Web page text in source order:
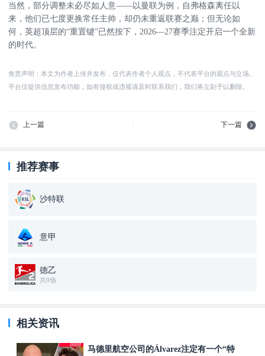
当然，部分调整未必尽如人意——以曼联为例，自弗格森离任以
来，他们已七度更换常任主帅，却仍未重返联赛之巅；但无论如
何，英超顶层的“重置键”已然按下，2026—27赛季注定开启一个全新
的时代。
免责声明：本文为作者上传并发布，仅代表作者个人观点，不代表平台的观点与立场。
平台仅提供信息发布功能，如有侵权或违规请及时联系我们，我们将立刻予以删除。
上一篇 下一篇
推荐赛事
沙特联
意甲
德乙
共9场
相关资讯
马德里航空公司的Álvarez注定有一个“特